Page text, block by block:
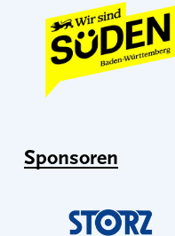
Sponsoren